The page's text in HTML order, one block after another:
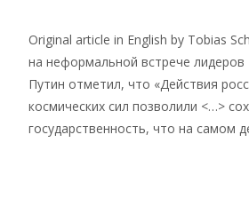
Original article in English by Tobias
на неформальной встрече
Путин отметил, что «Действия
космических сил позволили <…>
государственность, что на самом